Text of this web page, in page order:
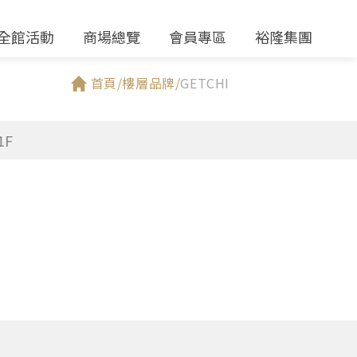
館活動 商場總覽 會員專區 裕隆集團
首頁/樓層品牌/GETCHI